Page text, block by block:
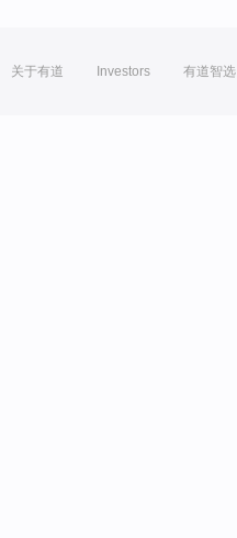
关于有道 Investors 有道智选